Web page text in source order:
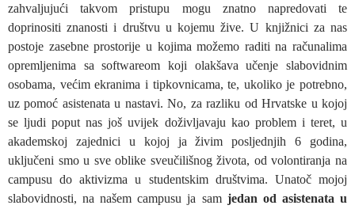
zahvaljujući takvom pristupu mogu znatno napredovati te
doprinositi znanosti i društvu u kojemu žive. U knjižnici za nas
postoje zasebne prostorije u kojima možemo raditi na računalima
opremljenima sa softwareom koji olakšava učenje slabovidnim
osobama, većim ekranima i tipkovnicama, te, ukoliko je potrebno,
uz pomoć asistenata u nastavi. No, za razliku od Hrvatske u kojoj
se ljudi poput nas još uvijek doživljavaju kao problem i teret, u
akademskoj zajednici u kojoj ja živim posljednjih 6 godina,
uključeni smo u sve oblike sveučilišnog života, od volontiranja na
campusu do aktivizma u studentskim društvima. Unatoč mojoj
slabovidnosti, na našem campusu ja sam jedan od asistenata u